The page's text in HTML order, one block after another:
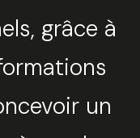
grâce à
un